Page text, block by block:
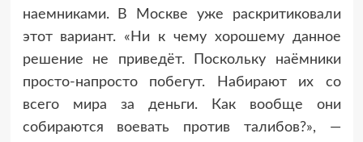
наемниками. В Москве уже раскритиковали
этот вариант. «Ни к чему хорошему данное
решение не приведёт. Поскольку наёмники
просто-напросто побегут. Набирают их со
всего мира за деньги. Как вообще они
собираются воевать против талибов?», —